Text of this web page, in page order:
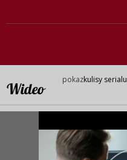
Wideo
pokazkulisy serialu